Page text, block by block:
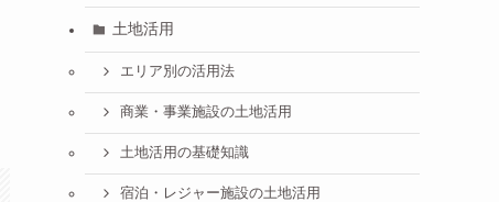
土地活用
エリア別の活用法
商業・事業施設の土地活用
土地活用の基礎知識
宿泊・レジャー施設の土地活用